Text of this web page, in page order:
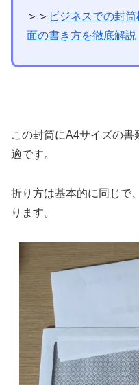
＞＞ ビジネスでの封
面の書き方を徹底解説
この封筒にA4サイズの
適です。
折り方は基本的に同じで
ります。